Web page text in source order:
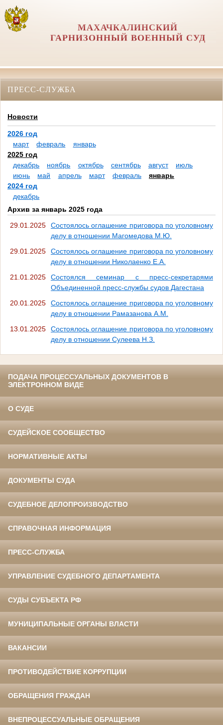
МАХАЧКАЛИНСКИЙ
ГАРНИЗОННЫЙ ВОЕННЫЙ СУД
ПРЕСС-СЛУЖБА
Новости
2026 год
март
февраль
январь
2025 год
декабрь
ноябрь октябрь сентябрь август
июль
июнь
май апрель март февраль
январь
2024 год
декабрь
Архив за январь 2025 года
29.01.2025
Состоялось оглашение приговора по уголовному
делу в отношении Магомедова М.Ю.
29.01.2025
Состоялось оглашение приговора по уголовному
делу в отношении Николаенко Е.А.
21.01.2025
Состоялся семинар с пресс-секретарями
Объединенной пресс-службы судов Дагестана
20.01.2025
Состоялось оглашение приговора по уголовному
делу в отношении Рамазанова А.М.
13.01.2025
Состоялось оглашение приговора по уголовному
делу в отношении Сулеева Н.З.
ПОДАЧА ПРОЦЕССУАЛЬНЫХ ДОКУМЕНТОВ В
ЭЛЕКТРОННОМ ВИДЕ
О СУДЕ
СУДЕЙСКОЕ СООБЩЕСТВО
НОРМАТИВНЫЕ АКТЫ
ДОКУМЕНТЫ СУДА
СУДЕБНОЕ ДЕЛОПРОИЗВОДСТВО
СПРАВОЧНАЯ ИНФОРМАЦИЯ
ПРЕСС-СЛУЖБА
УПРАВЛЕНИЕ СУДЕБНОГО ДЕПАРТАМЕНТА
СУДЫ СУБЪЕКТА РФ
МУНИЦИПАЛЬНЫЕ ОРГАНЫ ВЛАСТИ
ВАКАНСИИ
ПРОТИВОДЕЙСТВИЕ КОРРУПЦИИ
ОБРАЩЕНИЯ ГРАЖДАН
ВНЕПРОЦЕССУАЛЬНЫЕ ОБРАЩЕНИЯ